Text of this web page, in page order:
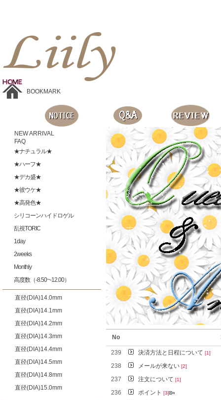
BOOKMARK
NEW ARRIVAL
FAQ
★ナチュラル★
★ハーフ★
★デカ盛★
★彼ウケ★
★高発色★
シリコーンハイドロゲル
乱視TORIC
1day
2weeks
Monthly
高度数（-8.50~-12.00）
直径(DIA)14.0mm
直径(DIA)14.1mm
直径(DIA)14.2mm
直径(DIA)14.3mm
直径(DIA)14.4mm
直径(DIA)14.5mm
直径(DIA)14.8mm
直径(DIA)15.0mm
No
239 決済方法と日程について [1]
238 メールが来ない [2]
237 注文について [1]
236 ポイント [3]